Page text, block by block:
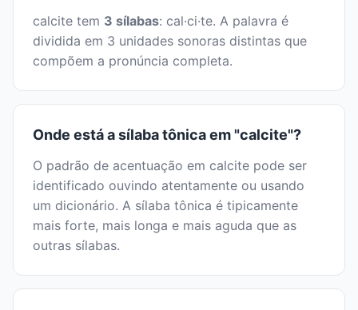
calcite tem 3 sílabas: cal·ci·te. A palavra é
dividida em 3 unidades sonoras distintas que
compõem a pronúncia completa.
Onde está a sílaba tônica em "calcite"?
O padrão de acentuação em calcite pode ser
identificado ouvindo atentamente ou usando
um dicionário. A sílaba tônica é tipicamente
mais forte, mais longa e mais aguda que as
outras sílabas.